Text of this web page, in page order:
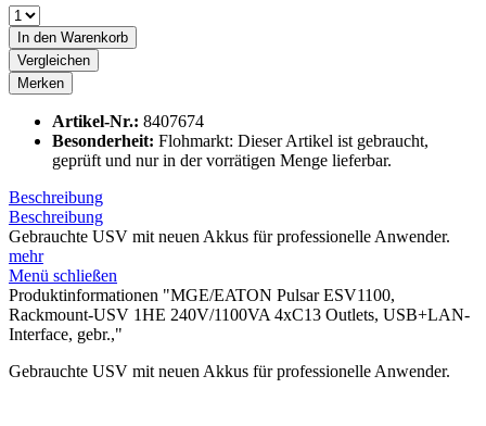
In den Warenkorb
Vergleichen
Merken
Artikel-Nr.: 8407674
Besonderheit: Flohmarkt: Dieser Artikel ist gebraucht,
geprüft und nur in der vorrätigen Menge lieferbar.
Beschreibung
Beschreibung
Gebrauchte USV mit neuen Akkus für professionelle Anwender.
mehr
Menü schließen
Produktinformationen "MGE/EATON Pulsar ESV1100,
Rackmount-USV 1HE 240V/1100VA 4xC13 Outlets, USB+LAN-
Interface, gebr.,"
Gebrauchte USV mit neuen Akkus für professionelle Anwender.